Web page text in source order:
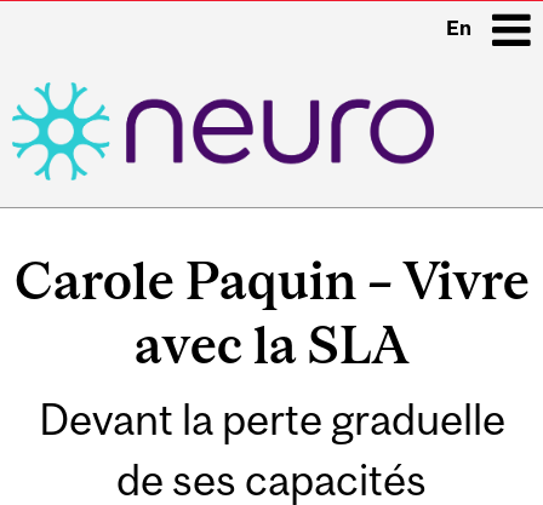
En
Carole Paquin – Vivre
avec la SLA
Devant la perte graduelle
de ses capacités